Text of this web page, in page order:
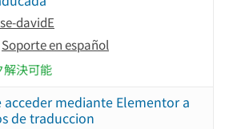
davidE
Soporte en español
解決可能
mediante Elementor a
de traduccion